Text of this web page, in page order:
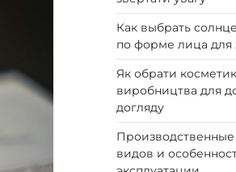
Как выбрать
по форме лица
Як обрати
виробництва для
догляду
видов и